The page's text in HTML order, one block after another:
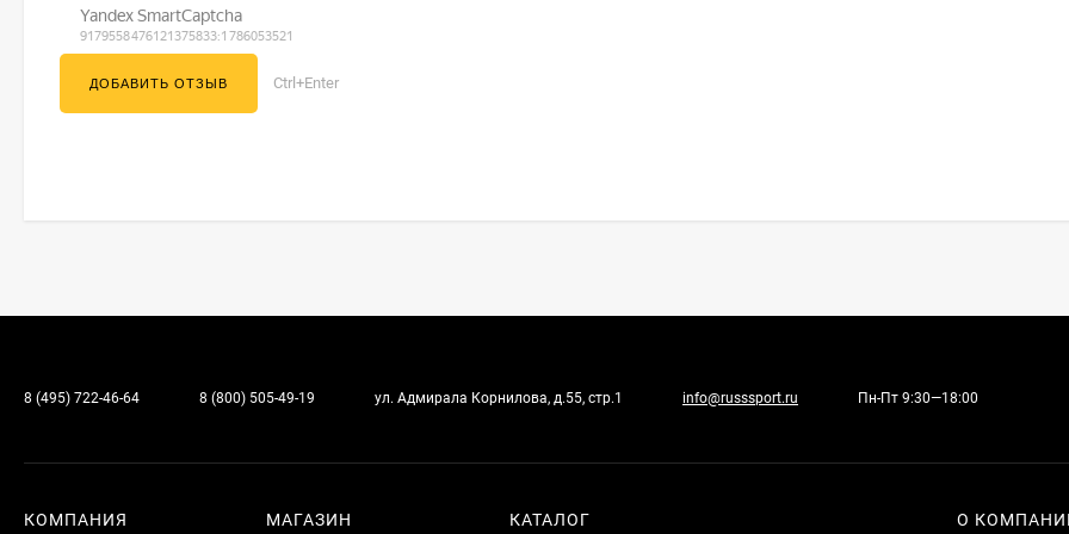
Ctrl+Enter
8 (495) 722-46-64 8 (800) 505-49-19 ул. Адмирала Корнилова, д.55, стр.1 info@russsport.ru Пн-Пт 9:30—18:00
КОМПАНИЯ МАГАЗИН КАТАЛОГ О